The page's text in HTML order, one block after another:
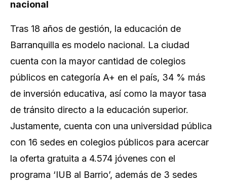
nacional
Tras 18 años de gestión, la educación de
Barranquilla es modelo nacional. La ciudad
cuenta con la mayor cantidad de colegios
públicos en categoría A+ en el país, 34 % más
de inversión educativa, así como la mayor tasa
de tránsito directo a la educación superior.
Justamente, cuenta con una universidad pública
con 16 sedes en colegios públicos para acercar
la oferta gratuita a 4.574 jóvenes con el
programa ‘IUB al Barrio’, además de 3 sedes